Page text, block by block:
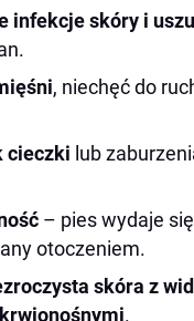
infekcje skóry i uszu
, niechęć do
cieczki lub
– pies wydaje
otoczeniem.
skóra z
.